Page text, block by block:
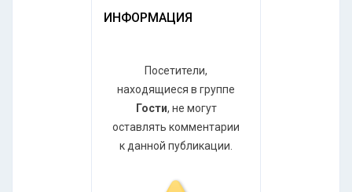
ИНФОРМАЦИЯ
Посетители,
находящиеся в группе
Гости, не могут
оставлять комментарии
к данной публикации.